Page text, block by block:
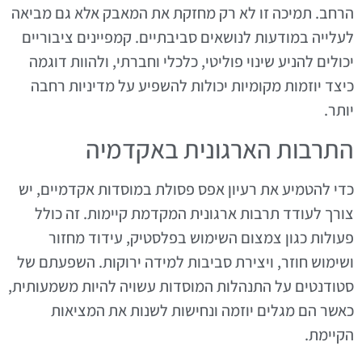
הרחב. תמיכה זו לא רק מחזקת את המאבק אלא גם מביאה
לעלייה במודעות לנושאים סביבתיים. קמפיינים ציבוריים
יכולים להניע שינוי פוליטי, כלכלי וחברתי, ולהוות דוגמה
כיצד יוזמות מקומיות יכולות להשפיע על מדיניות רחבה
יותר.
התרבות הארגונית באקדמיה
כדי להטמיע את רעיון אפס פסולת במוסדות אקדמיים, יש
צורך לעודד תרבות ארגונית המקדמת קיימות. זה כולל
פעולות כגון צמצום השימוש בפלסטיק, עידוד מחזור
ושימוש חוזר, ויצירת סביבות למידה ירוקות. השפעתם של
סטודנטים על התנהלות המוסדות עשויה להיות משמעותית,
כאשר הם מגלים יוזמה ונחישות לשנות את המציאות
הקיימת.